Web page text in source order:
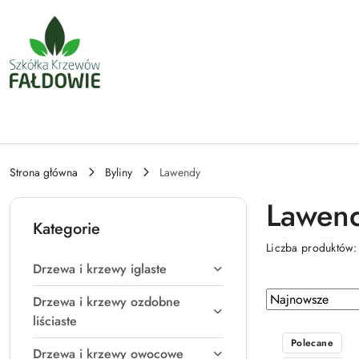
Przejdź do treści głównej
Przejdź do wyszukiwarki
Przejdź do moje konto
Przejdź do menu głównego
Przejdź do stopki
Strona główna Byliny Lawendy
Kategorie
Drzewa i krzewy iglaste
Drzewa i krzewy ozdobne
liściaste
Drzewa i krzewy owocowe
Liczba
Zastosowano
sortowanie:
Najnowsze.
Sortuj
według
Polecane